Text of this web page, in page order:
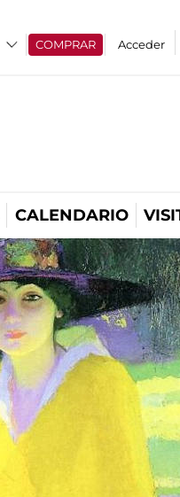
COMPRAR Acceder
CALENDARIO